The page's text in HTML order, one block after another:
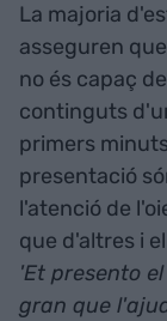
La majoria
asseguren
no és capaç
continguts
primers
presentació
l'atenció de
que d'altres i
'Et presento
gran que